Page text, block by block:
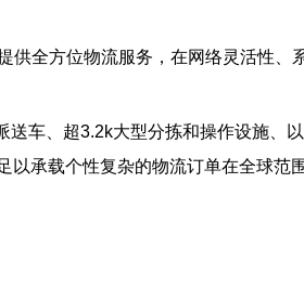
供全方位物流服务，在网络灵活性、
车、超3.2k大型分拣和操作设施、以
以承载个性复杂的物流订单在全球范